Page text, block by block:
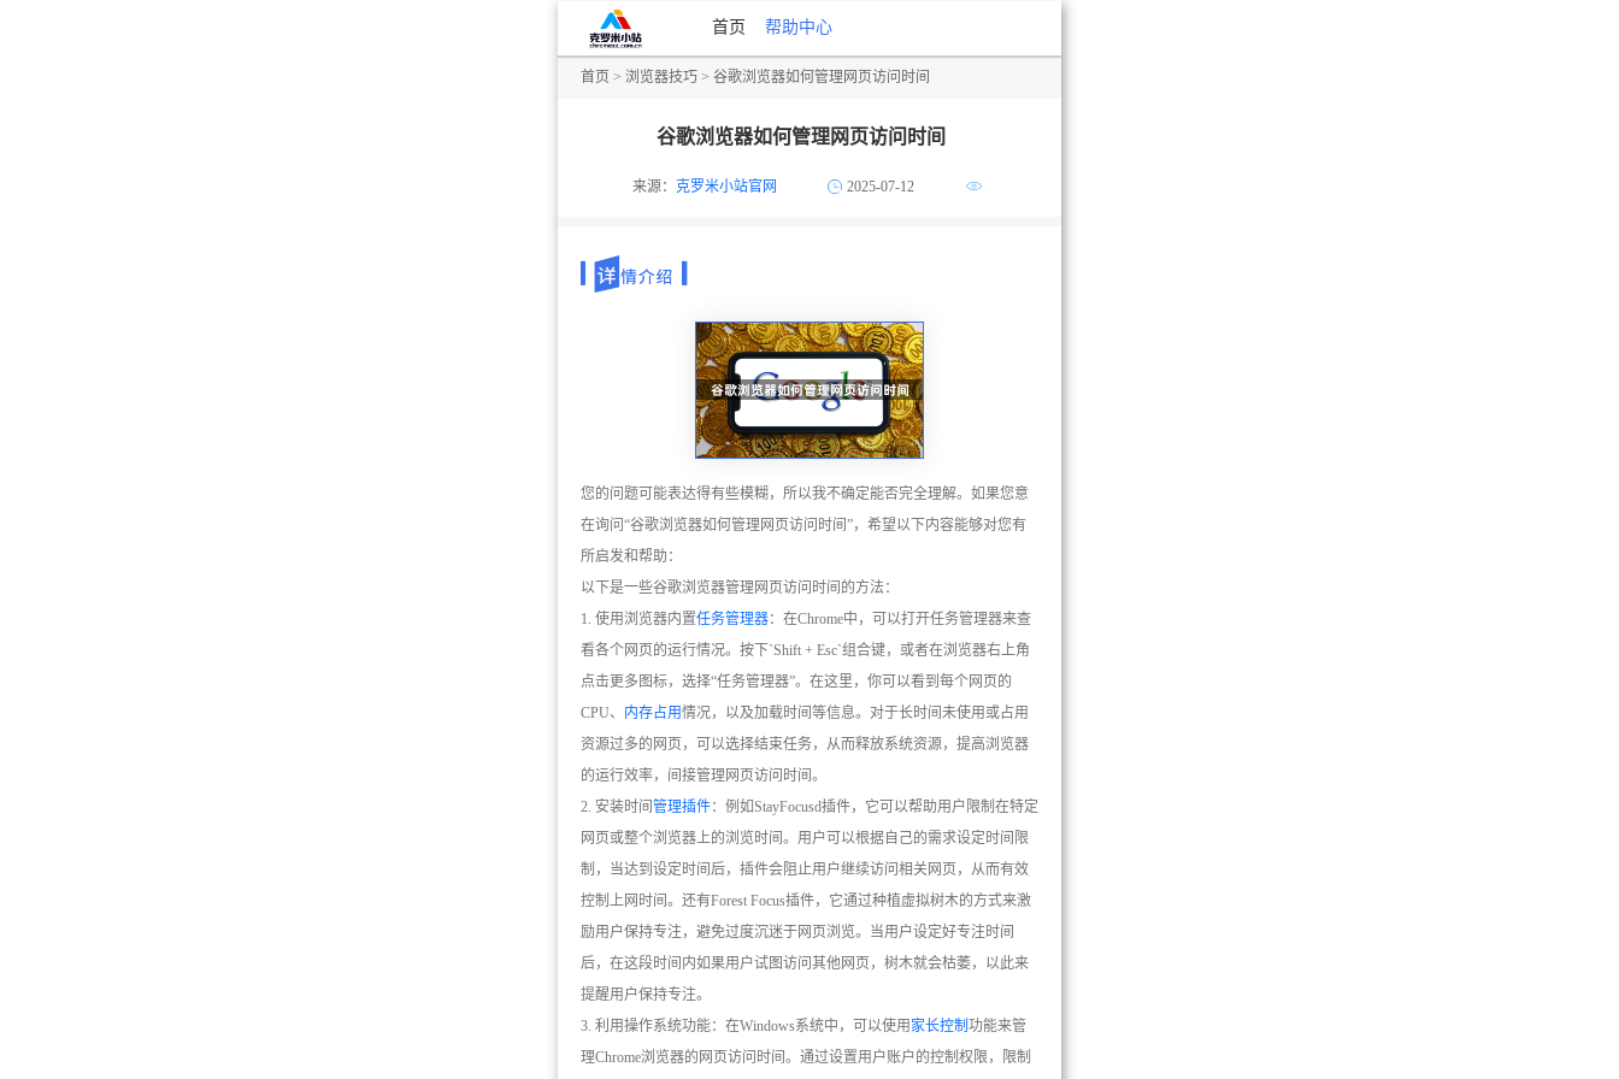
首页 帮助中心
首页 > 浏览器技巧 > 谷歌浏览器如何管理网页访问时间
谷歌浏览器如何管理网页访问时间
来源： 克罗米小站官网 2025-07-12
您的问题可能表达得有些模糊，所以我不确定能否完全理解。如果您意
在询问“谷歌浏览器如何管理网页访问时间”，希望以下内容能够对您有
所启发和帮助：
以下是一些谷歌浏览器管理网页访问时间的方法：
1. 使用浏览器内置任务管理器：在Chrome中，可以打开任务管理器来查
看各个网页的运行情况。按下`Shift + Esc`组合键，或者在浏览器右上角
点击更多图标，选择“任务管理器”。在这里，你可以看到每个网页的
CPU、 内存占用情况，以及加载时间等信息。对于长时间未使用或占用
资源过多的网页，可以选择结束任务，从而释放系统资源，提高浏览器
的运行效率，间接管理网页访问时间。
2. 安装时间 管理插件：例如StayFocusd插件，它可以帮助用户限制在特定
网页或整个浏览器上的浏览时间。用户可以根据自己的需求设定时间限
制，当达到设定时间后，插件会阻止用户继续访问相关网页，从而有效
控制上网时间。还有Forest Focus插件，它通过种植虚拟树木的方式来激
励用户保持专注，避免过度沉迷于网页浏览。当用户设定好专注时间
后，在这段时间内如果用户试图访问其他网页，树木就会枯萎，以此来
提醒用户保持专注。
3. 利用操作系统功能：在Windows系统中，可以使用 家长控制 功能来管
理Chrome浏览器的网页访问时间。通过设置用户账户的控制权限，限制